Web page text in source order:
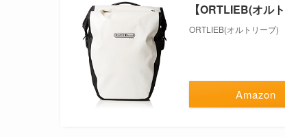
【ORTLIEB(オル
ORTLIEB(オルトリーブ)
Amazon